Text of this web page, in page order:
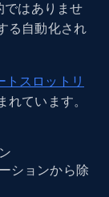
ではありませ
る自動化され
トスロットリ
れています。
ションから除